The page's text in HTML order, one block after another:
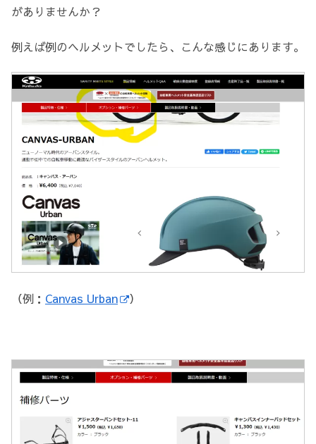
がありませんか？
例えば例のヘルメットでしたら、こんな感じにあります。
（例： Canvas Urban ）